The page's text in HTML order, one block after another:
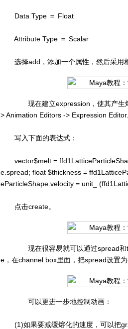
Data Type ＝ Float
Attribute Type ＝ Scalar
选择add，添加一个属性，然后采用相
现在建立expression，使其产生
> Animation Editors -> Expression Editor.
写入下面的表达式：
vector$melt =
e.spread; float $thickness =
eParticleShape.velocity = unit_
点击create。
现在很容易就可以通过spread和
e，在channel box里面，把spread设置
可以更进一步地控制动画：
(1)如果要减缓熔化的速度，可以把